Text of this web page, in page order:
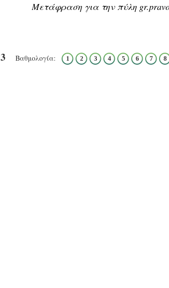
Μετάφραση για την πύλη
3 Βαθμολογία: 1 2 3 4 5 6 7 8